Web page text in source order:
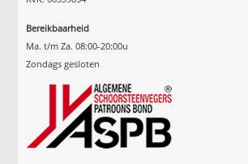
Bereikbaarheid
Ma. t/m Za. 08:00-20:00u
Zondags gesloten